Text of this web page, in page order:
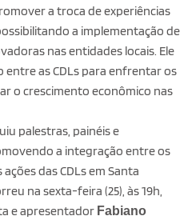
a troca de experiências
a implementação de
nas entidades locais. Ele
as CDLs para enfrentar os
o crescimento econômico nas
palestras, painéis e
a integração entre os
das CDLs em Santa
na sexta-feira (25), às 19h,
e apresentador Fabiano